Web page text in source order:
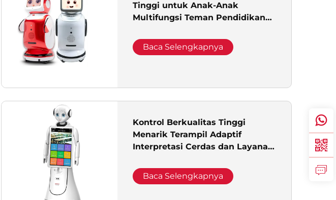
Tinggi untuk Anak-Anak
Multifungsi Teman Pendidikan
Baca Selengkapnya
Kontrol Berkualitas Tinggi
Menarik Terampil Adaptif
Interpretasi Cerdas dan Layanan
Alice
Baca Selengkapnya